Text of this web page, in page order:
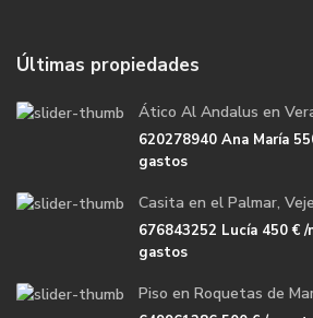
Últimas propiedades
Ático Al Andalus en
620278940 Ana María
gastos
Casita en el Palmar,
676843252 Lucía 450 €/
gastos
Piso en Roquetas de